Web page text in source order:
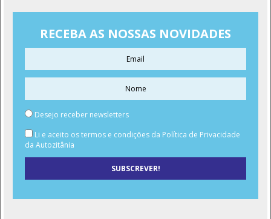
RECEBA AS NOSSAS NOVIDADES
Desejo receber newsletters
Li e aceito os termos e condições da Política de Privacidade
da Autozitânia